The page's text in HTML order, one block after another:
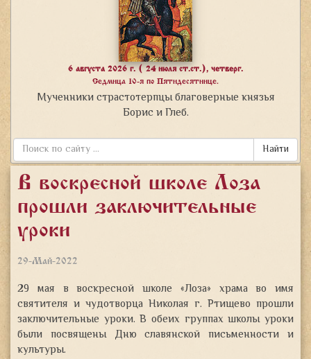
6 августа 2026 г. ( 24 июля ст.ст.), четверг.
Седмица 10-я по Пятидесятнице.
Мученники страстотерпцы благоверные князья
Борис и Глеб.
Найти
В воскресной школе «Лоза»
прошли заключительные
уроки
29-Май-2022
29 мая в воскресной школе «Лоза» храма во имя
святителя и чудотворца Николая г. Ртищево прошли
заключительные уроки. В обеих группах школы уроки
были посвящены Дню славянской письменности и
культуры.